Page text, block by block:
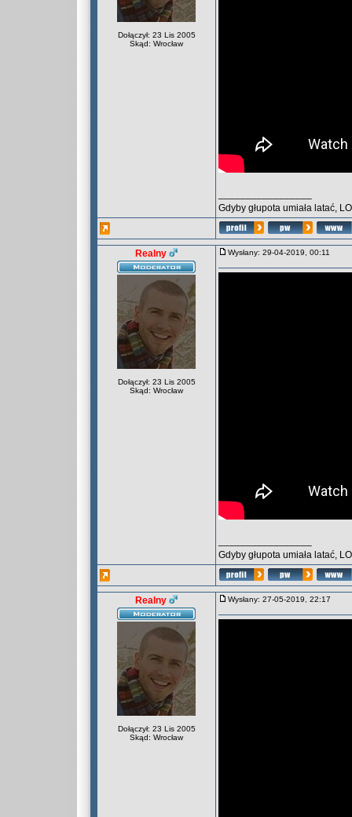
Dołączył: 23 Lis 2005
Skąd: Wrocław
Gdyby głupota umiała latać,
Realny
Dołączył: 23 Lis 2005
Skąd: Wrocław
Wysłany: 29-04-2019, 00:11
Gdyby głupota umiała latać,
Realny
Dołączył: 23 Lis 2005
Skąd: Wrocław
Wysłany: 27-05-2019, 22:17